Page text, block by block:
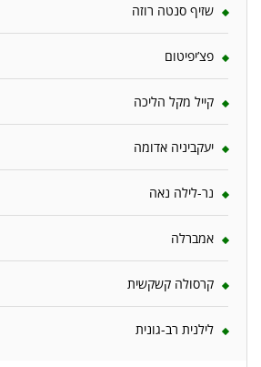
שזיף סנטה רוזה
פצ’יפיטום
קייל מקל הליכה
יעקביניה אדומה
נר-לילה נאה
אמברלה
קרסולה קשקשית
לילנית רב-גונית